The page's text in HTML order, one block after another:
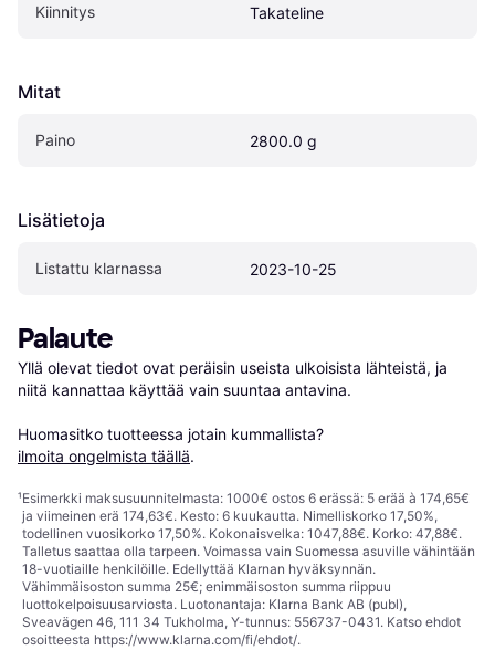
Kiinnitys Takateline
Mitat
Paino 2800.0 g
Lisätietoja
Listattu klarnassa 2023-10-25
Palaute
Yllä olevat tiedot ovat peräisin useista ulkoisista lähteistä, ja
niitä kannattaa käyttää vain suuntaa antavina.
Huomasitko tuotteessa jotain kummallista?
ilmoita ongelmista täällä.
¹Esimerkki maksusuunnitelmasta: 1000€ ostos 6 erässä: 5 erää à 174,65€
ja viimeinen erä 174,63€. Kesto: 6 kuukautta. Nimelliskorko 17,50%,
todellinen vuosikorko 17,50%. Kokonaisvelka: 1047,88€. Korko: 47,88€.
Talletus saattaa olla tarpeen. Voimassa vain Suomessa asuville vähintään
18-vuotiaille henkilöille. Edellyttää Klarnan hyväksynnän.
Vähimmäisoston summa 25€; enimmäisoston summa riippuu
luottokelpoisuusarviosta. Luotonantaja: Klarna Bank AB (publ),
Sveavägen 46, 111 34 Tukholma, Y-tunnus: 556737-0431. Katso ehdot
osoitteesta https://www.klarna.com/fi/ehdot/.